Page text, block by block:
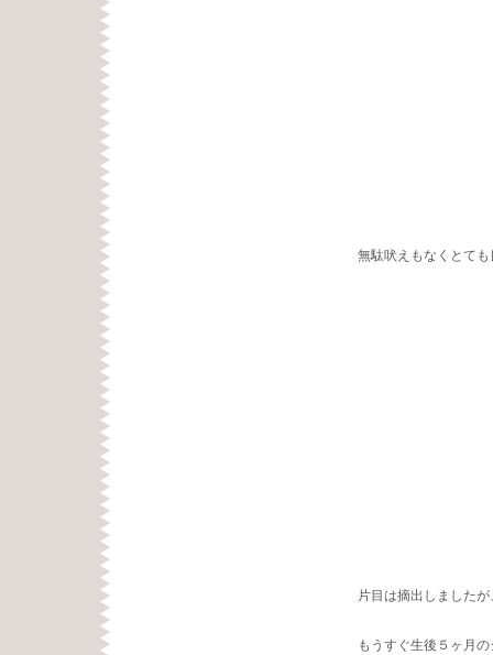
無駄吠えもなくとて
片目は摘出しました
もうすぐ生後５ヶ月